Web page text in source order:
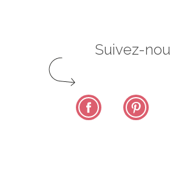
Suivez-
Facebook